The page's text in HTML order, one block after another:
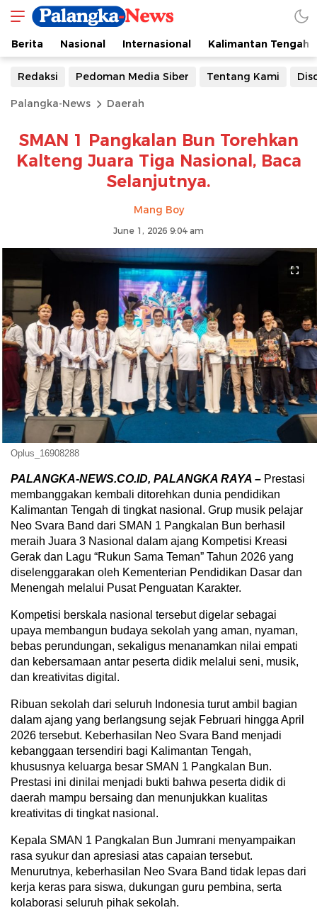
Berita Nasional Internasional Kalimantan Tengah
Redaksi Pedoman Media Siber Tentang Kami
Palangka-News Daerah
SMAN 1 Pangkalan Bun Torehkan
Kalteng Juara Tiga Nasional, Baca
Selanjutnya.
Mang Boy
June 1, 2026 9:04 am
Oplus_16908288
PALANGKA-NEWS.CO.ID, PALANGKA RAYA – Prestasi
membanggakan kembali ditorehkan dunia pendidikan
Kalimantan Tengah di tingkat nasional. Grup musik pelajar
Neo Svara Band dari SMAN 1 Pangkalan Bun berhasil
meraih Juara 3 Nasional dalam ajang Kompetisi Kreasi
Gerak dan Lagu “Rukun Sama Teman” Tahun 2026 yang
diselenggarakan oleh Kementerian Pendidikan Dasar dan
Menengah melalui Pusat Penguatan Karakter.
‎Kompetisi berskala nasional tersebut digelar sebagai
upaya membangun budaya sekolah yang aman, nyaman,
bebas perundungan, sekaligus menanamkan nilai empati
dan kebersamaan antar peserta didik melalui seni, musik,
dan kreativitas digital.
Ribuan sekolah dari seluruh Indonesia turut ambil bagian
dalam ajang yang berlangsung sejak Februari hingga April
2026 tersebut. Keberhasilan Neo Svara Band menjadi
kebanggaan tersendiri bagi Kalimantan Tengah,
khususnya keluarga besar SMAN 1 Pangkalan Bun.
Prestasi ini dinilai menjadi bukti bahwa peserta didik di
daerah mampu bersaing dan menunjukkan kualitas
kreativitas di tingkat nasional.
‎Kepala SMAN 1 Pangkalan Bun Jumrani menyampaikan
rasa syukur dan apresiasi atas capaian tersebut.
Menurutnya, keberhasilan Neo Svara Band tidak lepas dari
kerja keras para siswa, dukungan guru pembina, serta
kolaborasi seluruh pihak sekolah.